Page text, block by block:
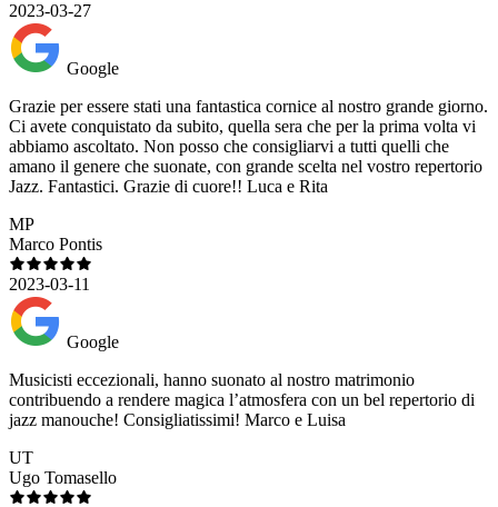
2023-03-27
Google
Grazie per essere stati una fantastica cornice al nostro grande giorno.
Ci avete conquistato da subito, quella sera che per la prima volta vi
abbiamo ascoltato. Non posso che consigliarvi a tutti quelli che
amano il genere che suonate, con grande scelta nel vostro repertorio
Jazz. Fantastici. Grazie di cuore!! Luca e Rita
MP
Marco Pontis
2023-03-11
Google
Musicisti eccezionali, hanno suonato al nostro matrimonio
contribuendo a rendere magica l’atmosfera con un bel repertorio di
jazz manouche! Consigliatissimi! Marco e Luisa
UT
Ugo Tomasello